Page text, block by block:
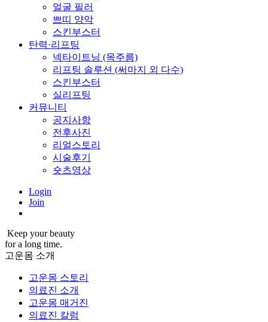
얼굴 필러
쁘띠 양악
스킨부스터
탄력·리프팅
넥타이트닝 (목주름)
리프팅 솔루션 (써마지 외 다수)
스킨부스터
실리프팅
커뮤니티
공지사항
전후사진
리얼스토리
시술후기
숏츠영상
Login
Join
Keep your beauty
for a long time.
고운몸 소개
고운몸 스토리
의료진 소개
고운몸 매거진
의료진 칼럼